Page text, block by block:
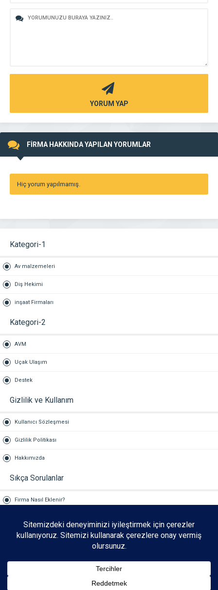
YORUM YAP
FİRMA HAKKINDA YAPILAN YORUMLAR
Hiç yorum yapılmamış.
Kategori-1
Av malzemeleri
Diş Hekimi
inşaat Firmaları
Kategori-2
AVM
Uçak Ulaşım
Destek
Gizlilik ve Kullanım
Kullanıcı Sözleşmesi
Gizlilik Politikası
Hakkımızda
Sıkça Sorulanlar
Firma Nasıl Eklenir?
İLETİŞİM